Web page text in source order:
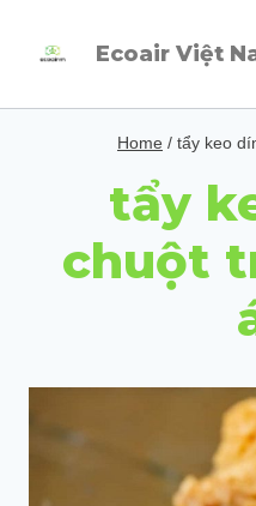
Ecoair Việt
Home / tẩy keo
tẩy
chuột